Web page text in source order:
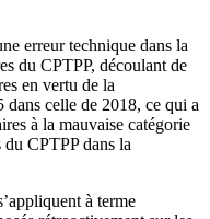
erreur technique dans la
du CPTPP, découlant de
en vertu de la
dans celle de 2018, ce qui a
à la mauvaise catégorie
du CPTPP dans la
à terme